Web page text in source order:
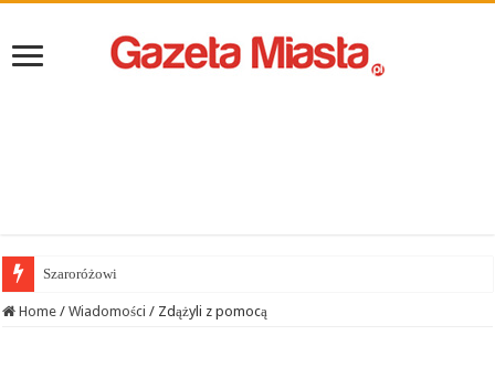
Szaroróżowi
Home / Wiadomości / Zdążyli z pomocą